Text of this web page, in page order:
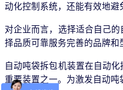
动化控制系统，还能有效地避
对企业而言，选择适合自己
择品质可靠服务完善的品牌和
自动吨袋拆包机装置在自动
重要装置之一。为激发自动吨